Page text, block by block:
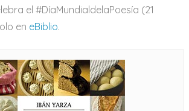
el #DíaMundialdelaPoesía (21
en eBiblio.